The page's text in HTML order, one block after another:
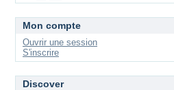
Mon compte
Ouvrir une session
S'inscrire
Discover